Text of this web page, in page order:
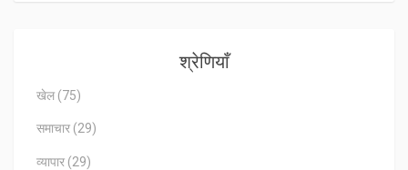
श्रेणियाँ
खेल (75)
समाचार (29)
व्यापार (29)